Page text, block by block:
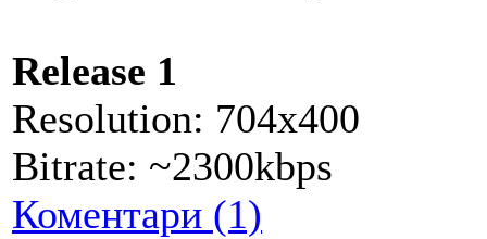
Release 1
Resolution: 704x400
Bitrate: ~2300kbps
Коментари (1)